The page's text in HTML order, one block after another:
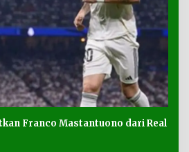
Franco Mastantuono dari Real